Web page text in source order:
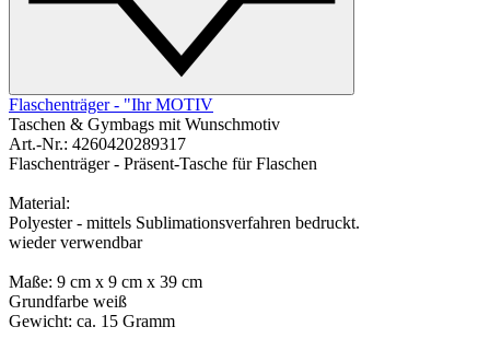
Flaschenträger - "Ihr MOTIV
Taschen & Gymbags mit Wunschmotiv
Art.-Nr.: 4260420289317
Flaschenträger - Präsent-Tasche für Flaschen
Material:
Polyester - mittels Sublimationsverfahren bedruckt.
wieder verwendbar
Maße: 9 cm x 9 cm x 39 cm
Grundfarbe weiß
Gewicht: ca. 15 Gramm